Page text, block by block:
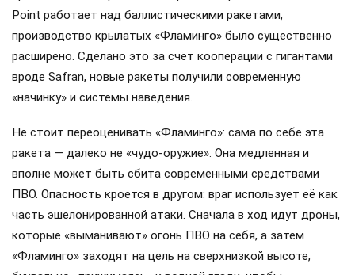
Point работает над баллистическими ракетами,
производство крылатых «Фламинго» было существенно
расширено. Сделано это за счёт кооперации с гигантами
вроде Safran, новые ракеты получили современную
«начинку» и системы наведения.
Не стоит переоценивать «Фламинго»: сама по себе эта
ракета — далеко не «чудо-оружие». Она медленная и
вполне может быть сбита современными средствами
ПВО. Опасность кроется в другом: враг использует её как
часть эшелонированной атаки. Сначала в ход идут дроны,
которые «выманивают» огонь ПВО на себя, а затем
«Фламинго» заходят на цель на сверхнизкой высоте,